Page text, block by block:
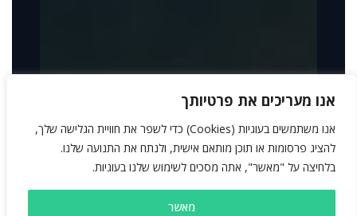
אנו מעריכים את פרטיותך
אנו משתמשים בעוגיות (Cookies) כדי לשפר את חוויית הגלישה שלך,
להציג פרסומות או תוכן מותאם אישית, ולנתח את התנועה שלנו.
בלחיצה על "מאשר", אתה מסכים לשימוש שלנו בעוגיות.
מאשר